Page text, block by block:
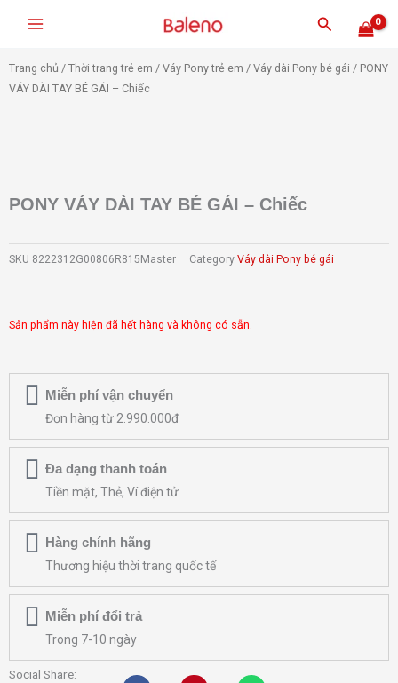
dung
Tìm
Trang chủ / Thời trang trẻ em / Váy Pony trẻ em / Váy dài Pony bé gái / PONY
VÁY DÀI TAY BÉ GÁI – Chiếc
PONY VÁY DÀI TAY BÉ GÁI – Chiếc
SKU 8222312G00806R815Master Category Váy dài Pony bé gái
Sản phẩm này hiện đã hết hàng và không có sẵn.
Miễn phí vận chuyển
Đơn hàng từ 2.990.000đ
Đa dạng thanh toán
Tiền mặt, Thẻ, Ví điện tử
Hàng chính hãng
Thương hiệu thời trang quốc tế
Miễn phí đổi trả
Trong 7-10 ngày
Social Share: